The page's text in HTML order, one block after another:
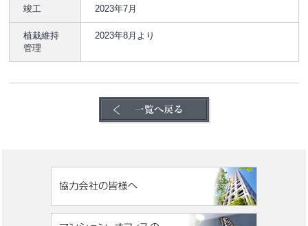
竣工 2023年7月
植栽維持
管理
2023年8月より